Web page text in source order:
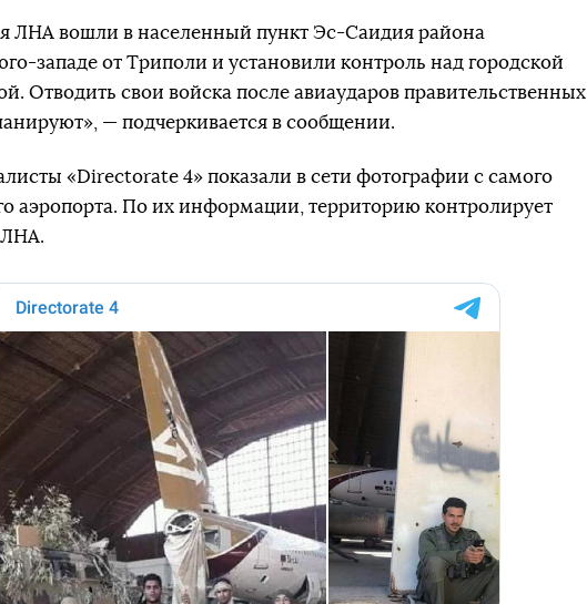
ЛНА вошли в населенный пункт Эс-Саидия района
западе от Триполи и установили контроль над городской
Отводить свои войска после авиаударов правительственных
— подчеркивается в сообщении.
«Directorate 4» показали в сети фотографии с самого
аэропорта. По их информации, территорию контролирует
ЛНА.